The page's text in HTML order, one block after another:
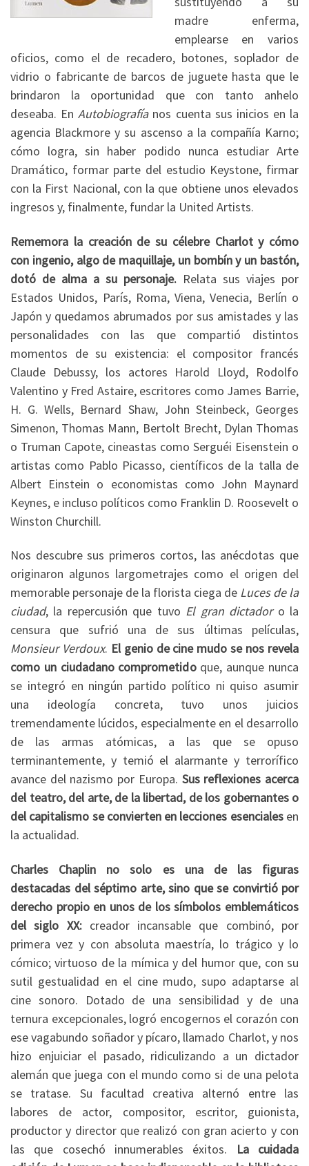
madre enferma,
emplearse en varios
oficios, como el de recadero, botones, soplador de
vidrio o fabricante de barcos de juguete hasta que le
brindaron la oportunidad que con tanto anhelo
deseaba. EnAutobiografíanos cuenta sus inicios en la
agencia Blackmore y su ascenso a la compañía Karno;
cómo logra, sin haber podido nunca estudiar Arte
Dramático, formar parte del estudio Keystone, firmar
con la First Nacional, con la que obtiene unos elevados
ingresos y, finalmente, fundar la United Artists.
Rememora la creación de su célebre Charlot y cómo
con ingenio, algo de maquillaje, un bombín y un bastón,
dotó de alma a su personaje. Relata sus viajes por
Estados Unidos, París, Roma, Viena, Venecia, Berlín o
Japón y quedamos abrumados por sus amistades y las
personalidades con las que compartió distintos
momentos de su existencia: el compositor francés
Claude Debussy, los actores Harold Lloyd, Rodolfo
Valentino y Fred Astaire, escritores como James Barrie,
H. G. Wells, Bernard Shaw, John Steinbeck, Georges
Simenon, Thomas Mann, Bertolt Brecht, Dylan Thomas
o Truman Capote, cineastas como Serguéi Eisenstein o
artistas como Pablo Picasso, científicos de la talla de
Albert Einstein o economistas como John Maynard
Keynes, e incluso políticos como Franklin D. Roosevelt o
Winston Churchill.
Nos descubre sus primeros cortos, las anécdotas que
originaron algunos largometrajes como el origen del
memorable personaje de la florista ciega de Luces de la
ciudad, la repercusión que tuvo El gran dictadoro la
censura que sufrió una de sus últimas películas,
Monsieur Verdoux. El genio de cine mudo se nos revela
como un ciudadano comprometido que, aunque nunca
se integró en ningún partido político ni quiso asumir
una ideología concreta, tuvo unos juicios
tremendamente lúcidos, especialmente en el desarrollo
de las armas atómicas, a las que se opuso
terminantemente, y temió el alarmante y terrorífico
avance del nazismo por Europa. Sus reflexiones acerca
del teatro, del arte, de la libertad, de los gobernantes o
del capitalismo se convierten en lecciones esenciales en
la actualidad.
Charles Chaplin no solo es una de las figuras
destacadas del séptimo arte, sino que se convirtió por
derecho propio en unos de los símbolos emblemáticos
del siglo XX: creador incansable que combinó, por
primera vez y con absoluta maestría, lo trágico y lo
cómico; virtuoso de la mímica y del humor que, con su
sutil gestualidad en el cine mudo, supo adaptarse al
cine sonoro. Dotado de una sensibilidad y de una
ternura excepcionales, logró encogernos el corazón con
ese vagabundo soñador y pícaro, llamado Charlot, y nos
hizo enjuiciar el pasado, ridiculizando a un dictador
alemán que juega con el mundo como si de una pelota
se tratase. Su facultad creativa alternó entre las
labores de actor, compositor, escritor, guionista,
productor y director que realizó con gran acierto y con
las que cosechó innumerables éxitos.
La cuidada